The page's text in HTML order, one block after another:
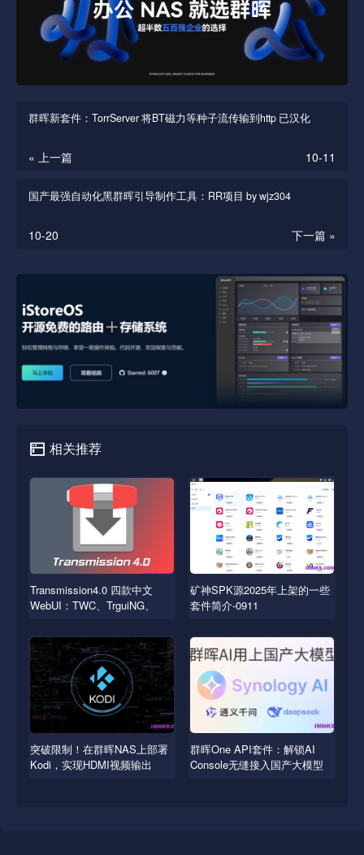
群晖新套件：TorrServer 将BT磁力等种子流传输到http 已汉化
« 上一篇 10-11
国产最强自动化黑群晖引导制作工具：RR项目 by wjz304
下一篇 »
10-20
相关推荐
Transmission4.0 四款中文
WebUI：TWC、TrguiNG、
矿神SPK源2025年上架的一些
套件简介-0911
突破限制！在群晖NAS上部署
Kodi，实现HDMI视频输出
群晖One API套件：解锁AI
Console无缝接入国产大模型